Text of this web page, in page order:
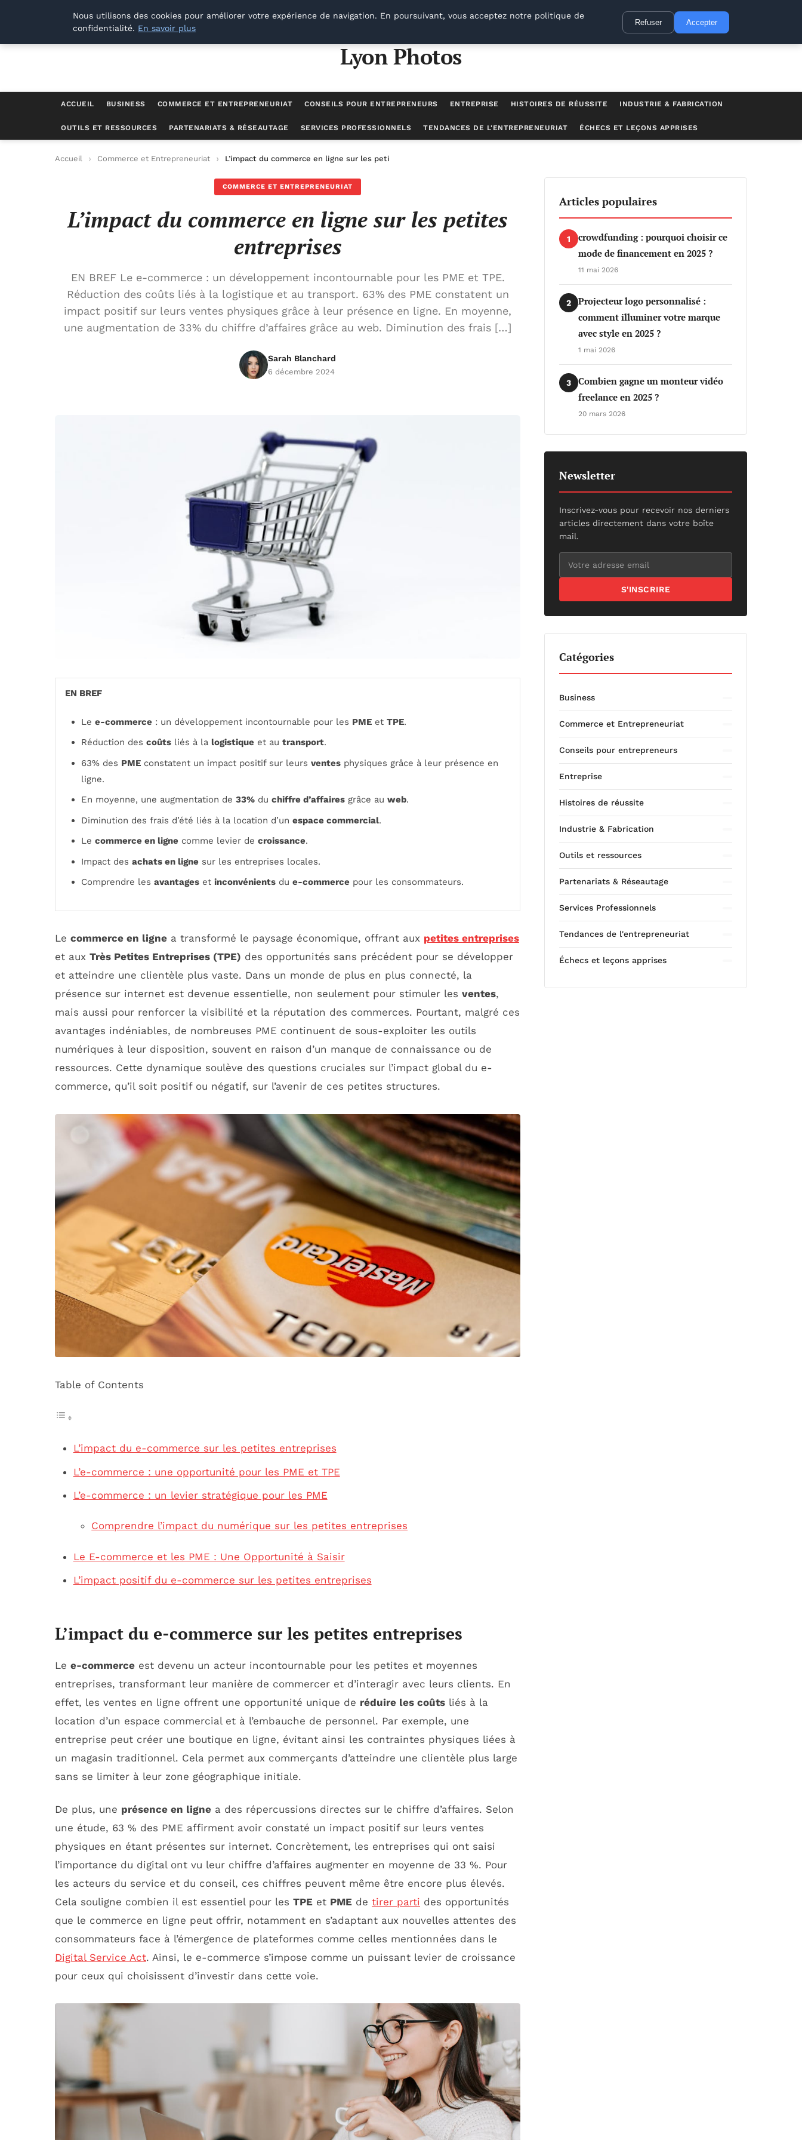
Lyon Photos
Lyon Photos
ACCUEIL BUSINESS COMMERCE ET ENTREPRENEURIAT CONSEILS POUR ENTREPRENEURS ENTREPRISE HISTOIRES DE RÉUSSITE INDUSTRIE & FABRICATION
OUTILS ET RESSOURCES PARTENARIATS & RÉSEAUTAGE SERVICES PROFESSIONNELS TENDANCES DE L'ENTREPRENEURIAT ÉCHECS ET LEÇONS APPRISES
Accueil Commerce et Entrepreneuriat L’impact du commerce en ligne sur les petites entreprises
COMMERCE ET ENTREPRENEURIAT
L’impact du commerce en ligne sur les petites
entreprises
EN BREF Le e-commerce : un développement incontournable pour les PME et TPE.
Réduction des coûts liés à la logistique et au transport. 63% des PME constatent un
impact positif sur leurs ventes physiques grâce à leur présence en ligne. En moyenne,
une augmentation de 33% du chiffre d’affaires grâce au web. Diminution des frais […]
Sarah Blanchard
6 décembre 2024
EN BREF
Le e-commerce : un développement incontournable pour les PME et TPE.
Réduction des coûts liés à la logistique et au transport.
63% des PME constatent un impact positif sur leurs ventes physiques grâce à leur présence en
ligne.
En moyenne, une augmentation de 33% du chiffre d’affaires grâce au web.
Diminution des frais d’été liés à la location d’un espace commercial.
Le commerce en ligne comme levier de croissance.
Impact des achats en ligne sur les entreprises locales.
Comprendre les avantages et inconvénients du e-commerce pour les consommateurs.
Le commerce en ligne a transformé le paysage économique, offrant aux petites entreprises
et aux Très Petites Entreprises (TPE) des opportunités sans précédent pour se développer
et atteindre une clientèle plus vaste. Dans un monde de plus en plus connecté, la
présence sur internet est devenue essentielle, non seulement pour stimuler les ventes,
mais aussi pour renforcer la visibilité et la réputation des commerces. Pourtant, malgré ces
avantages indéniables, de nombreuses PME continuent de sous-exploiter les outils
numériques à leur disposition, souvent en raison d’un manque de connaissance ou de
ressources. Cette dynamique soulève des questions cruciales sur l’impact global du e-
commerce, qu’il soit positif ou négatif, sur l’avenir de ces petites structures.
Table of Contents
L’impact du e-commerce sur les petites entreprises
L’e-commerce : une opportunité pour les PME et TPE
L’e-commerce : un levier stratégique pour les PME
Comprendre l’impact du numérique sur les petites entreprises
Le E-commerce et les PME : Une Opportunité à Saisir
L’impact positif du e-commerce sur les petites entreprises
L’impact du e-commerce sur les petites entreprises
Le e-commerce est devenu un acteur incontournable pour les petites et moyennes
entreprises, transformant leur manière de commercer et d’interagir avec leurs clients. En
effet, les ventes en ligne offrent une opportunité unique de réduire les coûts liés à la
location d’un espace commercial et à l’embauche de personnel. Par exemple, une
entreprise peut créer une boutique en ligne, évitant ainsi les contraintes physiques liées à
un magasin traditionnel. Cela permet aux commerçants d’atteindre une clientèle plus large
sans se limiter à leur zone géographique initiale.
De plus, une présence en ligne a des répercussions directes sur le chiffre d’affaires. Selon
une étude, 63 % des PME affirment avoir constaté un impact positif sur leurs ventes
physiques en étant présentes sur internet. Concrètement, les entreprises qui ont saisi
l’importance du digital ont vu leur chiffre d’affaires augmenter en moyenne de 33 %. Pour
les acteurs du service et du conseil, ces chiffres peuvent même être encore plus élevés.
Cela souligne combien il est essentiel pour les TPE et PME de tirer parti des opportunités
que le commerce en ligne peut offrir, notamment en s’adaptant aux nouvelles attentes des
consommateurs face à l’émergence de plateformes comme celles mentionnées dans le
Digital Service Act. Ainsi, le e-commerce s’impose comme un puissant levier de croissance
pour ceux qui choisissent d’investir dans cette voie.
Articles populaires
1
crowdfunding : pourquoi choisir ce
mode de financement en 2025 ?
11 mai 2026
2
Projecteur logo personnalisé :
comment illuminer votre marque
avec style en 2025 ?
1 mai 2026
3
Combien gagne un monteur vidéo
freelance en 2025 ?
20 mars 2026
Newsletter
Inscrivez-vous pour recevoir nos derniers
articles directement dans votre boîte
mail.
S'INSCRIRE
Catégories
Business
Commerce et Entrepreneuriat
Conseils pour entrepreneurs
Entreprise
Histoires de réussite
Industrie & Fabrication
Outils et ressources
Partenariats & Réseautage
Services Professionnels
Tendances de l'entrepreneuriat
Échecs et leçons apprises
Nous utilisons des cookies pour améliorer votre expérience de navigation. En poursuivant, vous acceptez notre politique de
confidentialité. En savoir plus
Refuser Accepter